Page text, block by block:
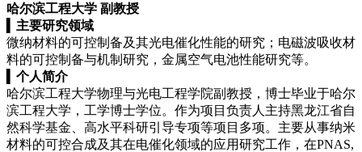
哈尔滨工程大学 副教授
主要研究领域
微纳材料的可控制备及其光电催化性能的研究；电磁波吸收材
料的可控制备与机制研究，金属空气电池性能研究等。
个人简介
哈尔滨工程大学物理与光电工程学院副教授，博士毕业于哈尔
滨工程大学，工学博士学位。作为项目负责人主持黑龙江省自
然科学基金、高水平科研引导专项等项目多项。主要从事纳米
材料的可控合成及其在电催化领域的应用研究工作，在PNAS,